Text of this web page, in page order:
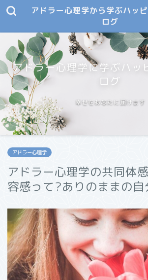
アドラー心理学から学ぶハッ
ログ
アドラー心理学に学ぶハッ
ログ
幸せをあなたに届けます
アドラー心理学
アドラー心理学の共同体
容感って?ありのままの自